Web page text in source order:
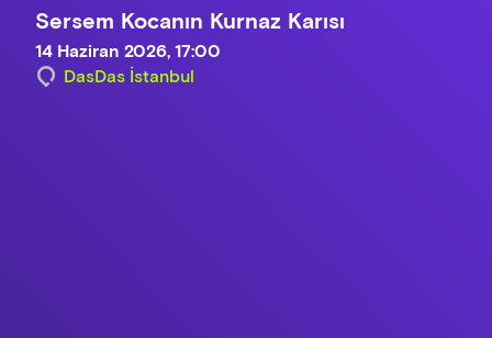
Sersem Kocanın Kurnaz Karısı
14 Haziran 2026, 17:00
DasDas İstanbul